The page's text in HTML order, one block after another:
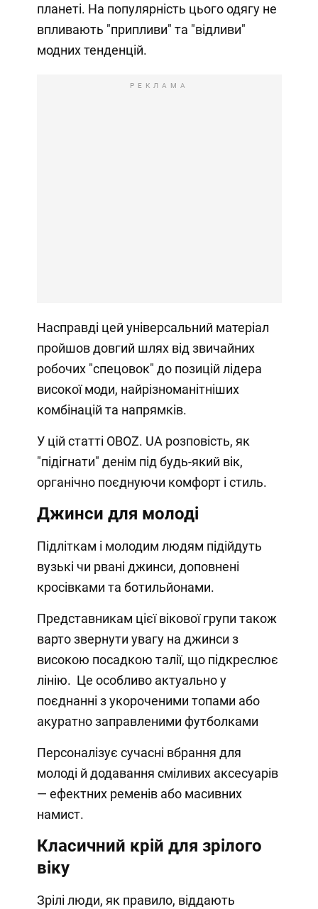
планеті. На популярність цього одягу не
впливають "припливи" та "відливи"
модних тенденцій.
РЕКЛАМА
Насправді цей універсальний матеріал
пройшов довгий шлях від звичайних
робочих "спецовок" до позицій лідера
високої моди, найрізноманітніших
комбінацій та напрямків.
У цій статті OBOZ. UA розповість, як
"підігнати" денім під будь-який вік,
органічно поєднуючи комфорт і стиль.
Джинси для молоді
Підліткам і молодим людям підійдуть
вузькі чи рвані джинси, доповнені
кросівками та ботильйонами.
Представникам цієї вікової групи також
варто звернути увагу на джинси з
високою посадкою талії, що підкреслює
лінію. Це особливо актуально у
поєднанні з укороченими топами або
акуратно заправленими футболками
Персоналізує сучасні вбрання для
молоді й додавання сміливих аксесуарів
— ефектних ременів або масивних
намист.
Класичний крій для зрілого
віку
Зрілі люди, як правило, віддають